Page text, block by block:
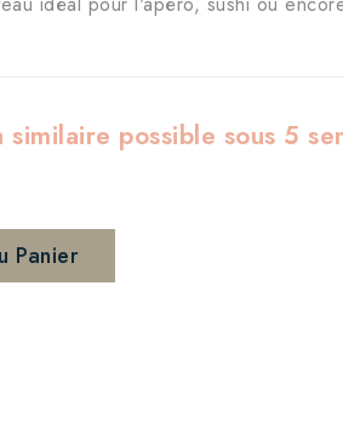
similaire possible sous 5
Panier